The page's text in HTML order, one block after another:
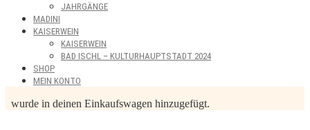
JAHRGÄNGE
MADINI
KAISERWEIN
KAISERWEIN
BAD ISCHL – KULTURHAUPTSTADT 2024
SHOP
MEIN KONTO
wurde in deinen Einkaufswagen hinzugefügt.